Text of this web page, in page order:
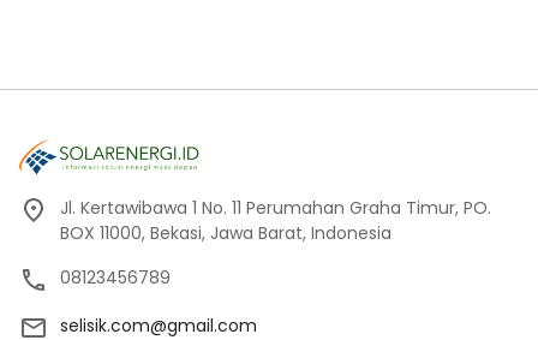
Jl. Kertawibawa 1 No. 11 Perumahan Graha Timur, PO.
BOX 11000, Bekasi, Jawa Barat, Indonesia
08123456789
selisik.com@gmail.com